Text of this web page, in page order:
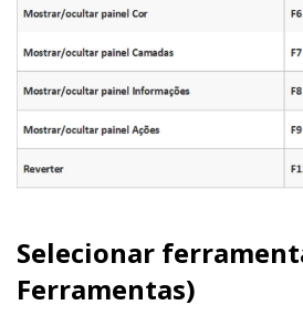
Selecionar
Ferramentas)